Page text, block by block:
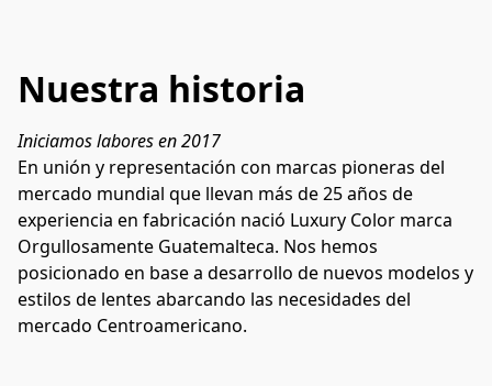
Nuestra historia
Iniciamos labores en 2017
En unión y representación con marcas pioneras del
mercado mundial que llevan más de 25 años de
experiencia en fabricación nació Luxury Color marca
Orgullosamente Guatemalteca. Nos hemos
posicionado en base a desarrollo de nuevos modelos y
estilos de lentes abarcando las necesidades del
mercado Centroamericano.